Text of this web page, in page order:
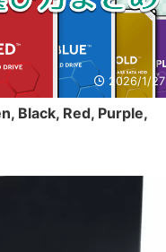
2026/1/27
Black, Red, Purple,